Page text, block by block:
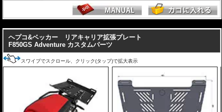
ヘプコ&ベッカー リアキャリア拡張プレート
F850GS Adventure カスタムパーツ
スワイプでスクロール、クリック(タップ)で拡大表示